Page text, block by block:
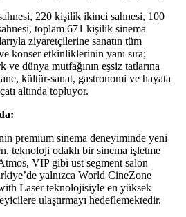
220 kişilik ikinci sahnesi, 100
toplam 671 kişilik sinema
ziyaretçilerine sanatın tüm
konser etkinliklerinin yanı sıra;
ve dünya mutfağının eşsiz tatlarına
kültür-sanat, gastronomi ve hayata
altında topluyor.
premium sinema deneyiminde yeni
teknoloji odaklı bir sinema işletme
VIP gibi üst segment salon
yalnızca World CineZone
Laser teknolojisiyle en yüksek
ulaştırmayı hedeflemektedir.